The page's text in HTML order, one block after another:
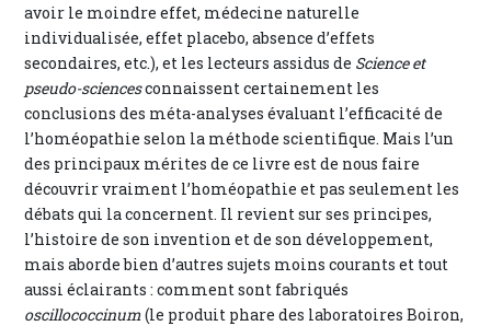
avoir le moindre effet, médecine naturelle
individualisée, effet placebo, absence d’effets
secondaires, etc.), et les lecteurs assidus de Science et
pseudo-sciencesconnaissent certainement les
conclusions des méta-analyses évaluant l’efficacité de
l’homéopathie selon la méthode scientifique. Mais l’un
des principaux mérites de ce livre est de nous faire
découvrir vraiment l’homéopathie et pas seulement les
débats qui la concernent. Il revient sur ses principes,
l’histoire de son invention et de son développement,
mais aborde bien d’autres sujets moins courants et tout
aussi éclairants : comment sont fabriqués
oscillococcinum(le produit phare des laboratoires Boiron,